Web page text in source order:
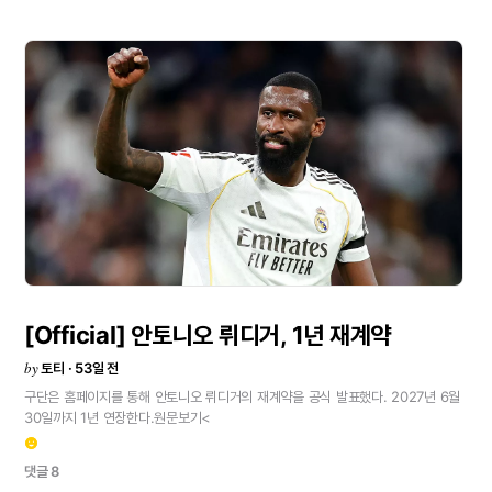
[Official] 안토니오뤼디거, 1년 재계약
by 토티 · 53일 전
구단은 홈페이지를 통해 안토니오 뤼디거의 재계약을 공식 발표했다. 2027년 6월
30일까지 1년 연장한다.원문보기<
emoji_emotions
댓글 8